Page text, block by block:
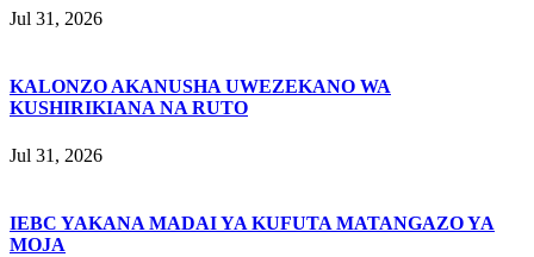
Jul 31, 2026
KALONZO AKANUSHA UWEZEKANO WA
KUSHIRIKIANA NA RUTO
Jul 31, 2026
IEBC YAKANA MADAI YA KUFUTA MATANGAZO YA
MOJA